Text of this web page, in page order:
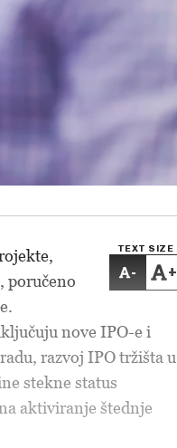
TEXT SIZE
- +
poručeno
nove IPO-e i
razvoj IPO tržišta u
stekne status
aktiviranje štednje